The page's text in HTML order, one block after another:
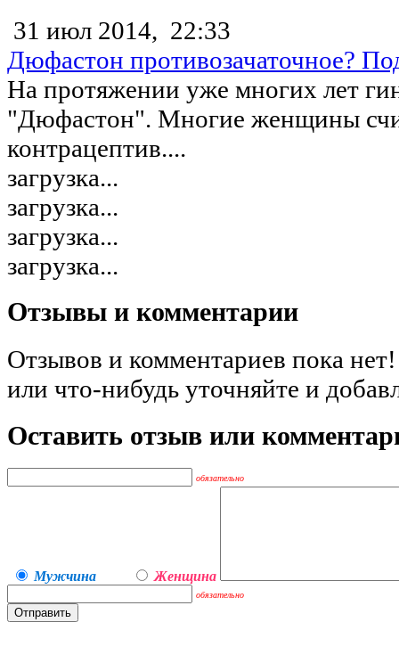
31 июл 2014, 22:33
Дюфастон противозачаточное?
На протяжении уже многих лет
"Дюфастон". Многие женщины
контрацептив....
загрузка...
загрузка...
загрузка...
загрузка...
Отзывы и комментарии
Отзывов и комментариев пока
или что-нибудь уточняйте и
Оставить отзыв или
обязательно
Мужчина Женщина
обязательно